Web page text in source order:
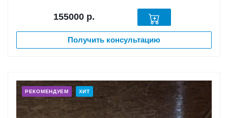
155000 р.
Получить консультацию
РЕКОМЕНДУЕМ ХИТ